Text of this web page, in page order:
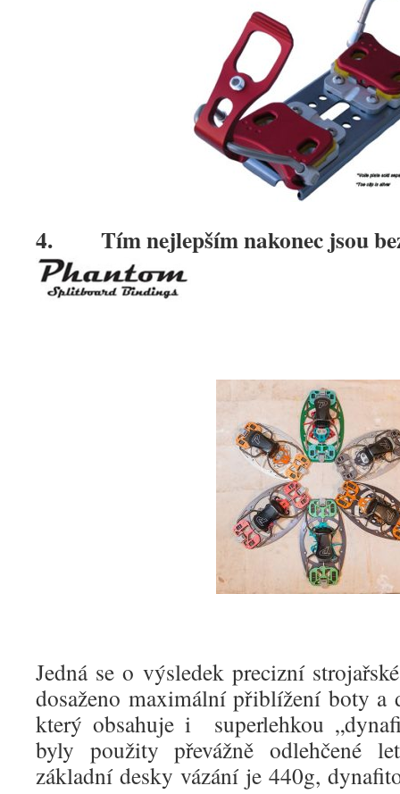
4. Tím nejlepším nakonec jsou
Jedná se o výsledek precizní
dosaženo maximální přiblížení boty a
který obsahuje i superlehkou
byly použity převážně odlehčené
základní desky vázání je 440g,